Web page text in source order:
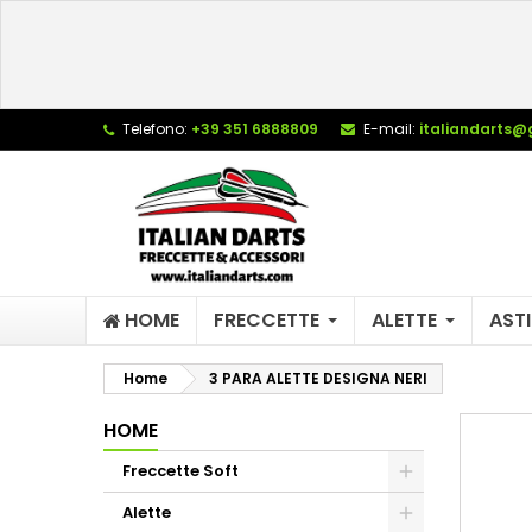
Telefono: +39 351 6888809 E-mail:
HOME FRECCETTE ALETTE
Home 3 PARA ALETTE DESIGNA NERI
HOME
Freccette Soft
Alette
add_circle_outline